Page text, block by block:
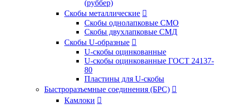
(руббер)
Скобы металлические 
Скобы однолапковые СМО
Скобы двухлапковые СМД
Скобы U-образные 
U-скобы оцинкованные
U-скобы оцинкованные ГОСТ 24137-
80
Пластины для U-скобы
Быстроразъемные соединения (БРС) 
Камлоки 